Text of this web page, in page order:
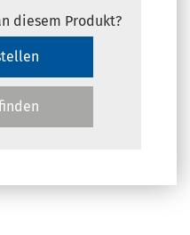
diesem Produkt?